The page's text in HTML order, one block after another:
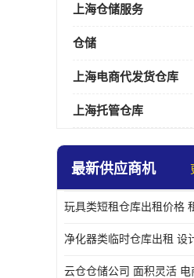
上海仓储服务
仓储
上海电商代发货仓库
上海托管仓库
最新供应商机